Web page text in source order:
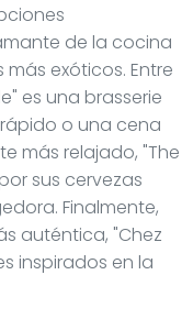
de la cocina
exóticos. Entre
es una brasserie
o una cena
más relajado, "The
sus cervezas
Finalmente,
auténtica, "Chez
inspirados en la